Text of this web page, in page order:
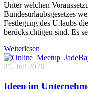
Unter welchen
Bundesurlaubsgesetzes
Festlegung des Urlaubs
berücksichtigen sind. Es
Weiterlesen
27. Juli 2026
Ideen im